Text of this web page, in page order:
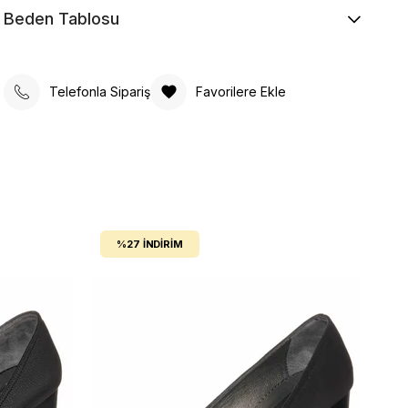
Beden Tablosu
Telefonla Sipariş Favorilere Ekle
%27 İNDIRIM